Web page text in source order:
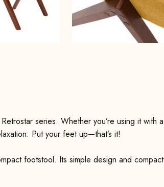
series. Whether you’re using it with a
Put your feet up—that’s it!
footstool. Its simple design and compact